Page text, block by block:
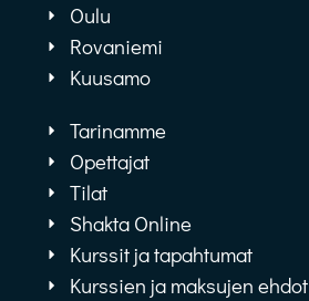
Oulu
Rovaniemi
Kuusamo
Tarinamme
Opettajat
Tilat
Shakta Online
Kurssit ja tapahtumat
Kurssien ja maksujen ehdot